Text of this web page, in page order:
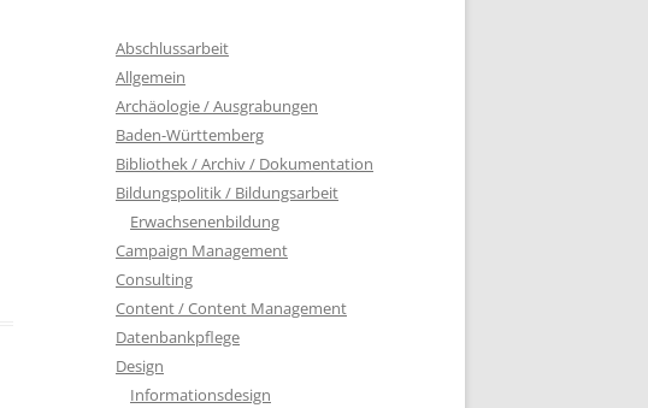
Abschlussarbeit
Allgemein
Archäologie / Ausgrabungen
Baden-Württemberg
Bibliothek / Archiv / Dokumentation
Bildungspolitik / Bildungsarbeit
Erwachsenenbildung
Campaign Management
Consulting
Content / Content Management
Datenbankpflege
Design
Informationsdesign